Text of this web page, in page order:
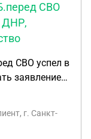
СВО
ДНР,
СВО успел в
заявление
по
бы оформить
г. Санкт-